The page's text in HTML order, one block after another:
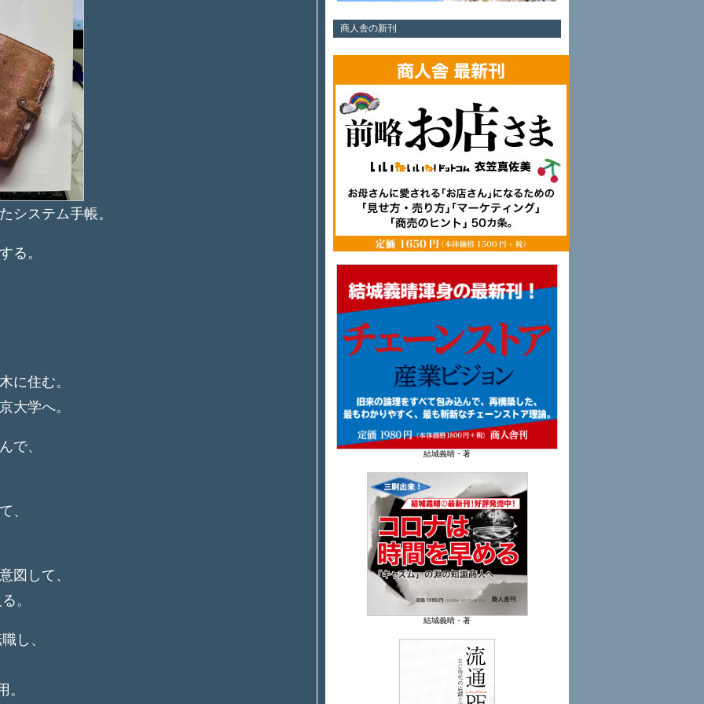
システム手帳。
る。
に住む。
大学へ。
で、
、
図して、
。
し、
。
商人舎の新刊
結城義晴・著
結城義晴・著